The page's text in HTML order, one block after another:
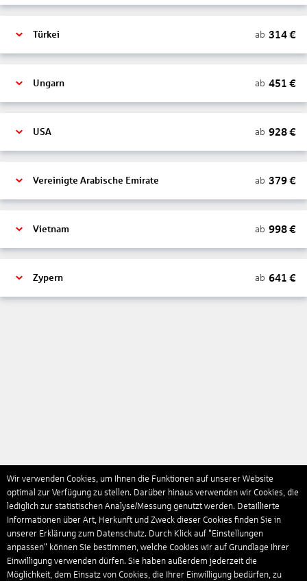
Türkei ab 314€
Ungarn ab 451 €
USA ab 928€
Vereinigte Arabische Emirate ab 379€
Vietnam ab 998€
Zypern ab 641 €
Wir verwenden Cookies, um Ihnen die Funktionen auf unserer Website
optimal zur Verfügung zu stellen. Darüber hinaus verwenden wir Cookies, die
lediglich zur statistischen Analyse/Messung genutzt werden. Detaillierte
Informationen über Art, Herkunft und Zweck dieser Cookies finden Sie in
unserer Erklärung zum Datenschutz. Durch Klick auf "Einstellungen
anpassen" können Sie bestimmen, welche Cookies wir auf Grundlage Ihrer
Einwilligung verwenden dürfen. Sie haben außerdem jederzeit die
Möglichkeit, dem Einsatz von Cookies, die Ihrer Einwilligung bedürfen, zu